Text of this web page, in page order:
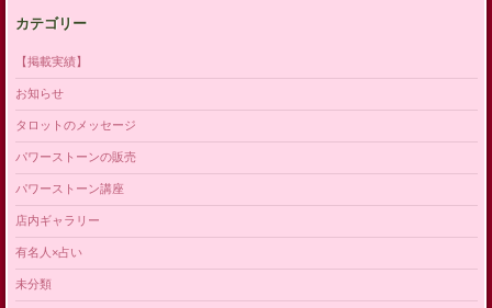
カテゴリー
【掲載実績】
お知らせ
タロットのメッセージ
パワーストーンの販売
パワーストーン講座
店内ギャラリー
有名人×占い
未分類